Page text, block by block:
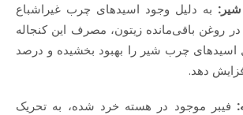
به دلیل وجود اسیدهای چرب غیراشباع
روغن باقی‌مانده زیتون، مصرف این کنجاله
اسیدهای چرب شیر را بهبود بخشیده و درصد
دهد.
فیبر موجود در هسته خرد شده، به تحریک